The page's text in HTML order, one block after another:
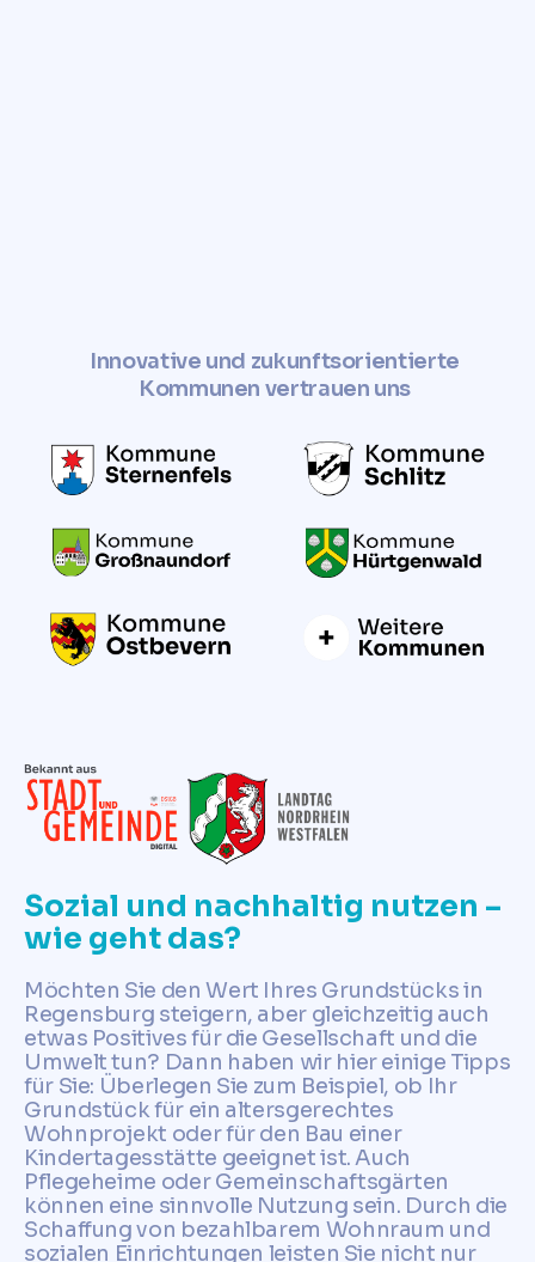
Innovative und zukunftsorientierte
Kommunen vertrauen uns
Sozial und nachhaltig nutzen –
wie geht das?
Möchten Sie den Wert Ihres Grundstücks in
Regensburg steigern, aber gleichzeitig auch
etwas Positives für die Gesellschaft und die
Umwelt tun? Dann haben wir hier einige Tipps
für Sie: Überlegen Sie zum Beispiel, ob Ihr
Grundstück für ein altersgerechtes
Wohnprojekt oder für den Bau einer
Kindertagesstätte geeignet ist. Auch
Pflegeheime oder Gemeinschaftsgärten
können eine sinnvolle Nutzung sein. Durch die
Schaffung von bezahlbarem Wohnraum und
sozialen Einrichtungen leisten Sie nicht nur